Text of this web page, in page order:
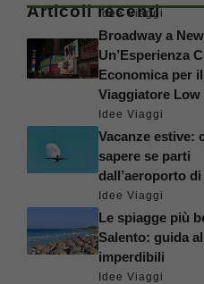
Articoli recenti
Idee Viaggi
Broadway a
Un’Esperienza
Economica per il
Viaggiatore Low
Idee Viaggi
Vacanze estive:
sapere se parti
dall’aeroporto
Idee Viaggi
Le spiagge più
Salento: guida
imperdibili
Idee Viaggi